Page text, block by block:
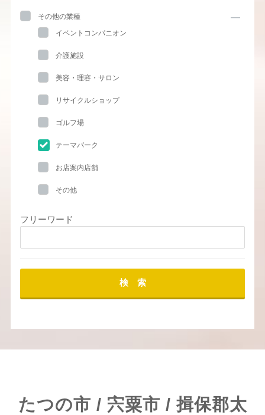
その他の業種
イベントコンパニオン
介護施設
美容・理容・サロン
リサイクルショップ
ゴルフ場
テーマパーク
お店案内店舗
その他
フリーワード
検 索
たつの市 / 宍粟市 / 揖保郡太